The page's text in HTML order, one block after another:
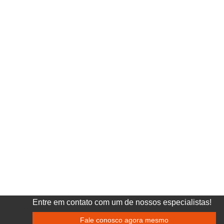
Entre em contato com um de nossos especialistas!
Fale conosco agora mesmo